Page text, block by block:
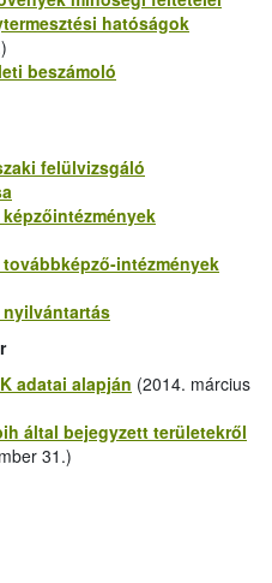
hatóságok
beszámoló
felülvizsgáló
intézmények
adatai alapján (2014. március
által bejegyzett területekről
31.)